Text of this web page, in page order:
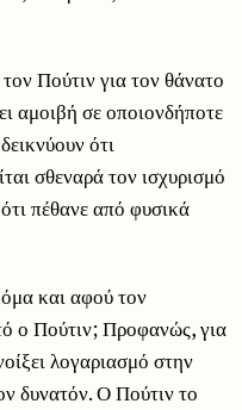
Πούτιν για τον θάνατο
αμοιβή σε οποιονδήποτε
ότι
σθεναρά τον ισχυρισμό
πέθανε από φυσικά
και αφού τον
ο Πούτιν; Προφανώς, για
λογαριασμό στην
δυνατόν. Ο Πούτιν το